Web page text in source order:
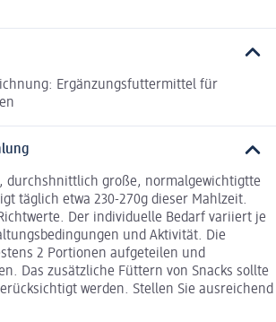
Ergänzungsfuttermittel für
durchshnittlich große, normalgewichtigtte
täglich etwa 230-270g dieser Mahlzeit.
Der individuelle Bedarf variiert je
und Aktivität. Die
2 Portionen aufgeteilen und
Das zusätzliche Füttern von Snacks sollte
werden. Stellen Sie ausreichend